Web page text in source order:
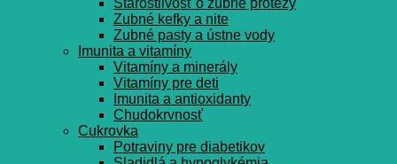
Starostlivosť o zubné protézy
Zubné kefky a nite
Zubné pasty a ústne vody
Imunita a vitamíny
Vitamíny a minerály
Vitamíny pre deti
Imunita a antioxidanty
Chudokrvnosť
Cukrovka
Potraviny pre diabetikov